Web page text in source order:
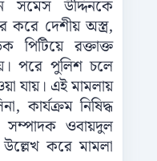
সমেস উদ্দিনকে
দেশীয় অস্ত্র,
রক্তাক্ত
পরে পুলিশ চলে
যায়। এই মামলায়
কার্যক্রম নিষিদ্ধ
ওবায়দুল
করে মামলা